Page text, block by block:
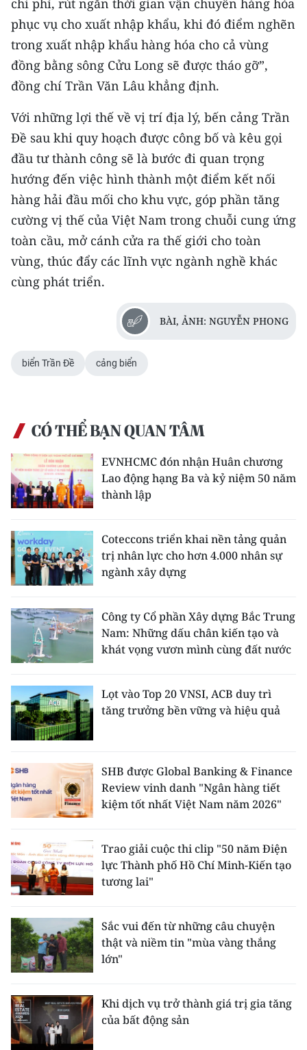
chi phí, rút ngắn thời gian vận chuyển hàng hóa
phục vụ cho xuất nhập khẩu, khi đó điểm nghẽn
trong xuất nhập khẩu hàng hóa cho cả vùng
đồng bằng sông Cửu Long sẽ được tháo gỡ”,
đồng chí Trần Văn Lâu khẳng định.
Với những lợi thế về vị trí địa lý, bến cảng Trần
Đề sau khi quy hoạch được công bố và kêu gọi
đầu tư thành công sẽ là bước đi quan trọng
hướng đến việc hình thành một điểm kết nối
hàng hải đầu mối cho khu vực, góp phần tăng
cường vị thế của Việt Nam trong chuỗi cung ứng
toàn cầu, mở cánh cửa ra thế giới cho toàn
vùng, thúc đẩy các lĩnh vực ngành nghề khác
cùng phát triển.
BÀI, ẢNH: NGUYỄN PHONG
biển Trần Đề cảng biển
CÓ THỂ BẠN QUAN TÂM
EVNHCMC đón nhận Huân chương
Lao động hạng Ba và kỷ niệm 50 năm
thành lập
Coteccons triển khai nền tảng quản
trị nhân lực cho hơn 4.000 nhân sự
ngành xây dựng
Công ty Cổ phần Xây dựng Bắc Trung
Nam: Những dấu chân kiến tạo và
khát vọng vươn mình cùng đất nước
Lọt vào Top 20 VNSI, ACB duy trì
tăng trưởng bền vững và hiệu quả
SHB được Global Banking & Finance
Review vinh danh "Ngân hàng tiết
kiệm tốt nhất Việt Nam năm 2026"
Trao giải cuộc thi clip "50 năm Điện
lực Thành phố Hồ Chí Minh-Kiến tạo
tương lai"
Sắc vui đến từ những câu chuyện
thật và niềm tin "mùa vàng thắng
lớn"
Khi dịch vụ trở thành giá trị gia tăng
của bất động sản